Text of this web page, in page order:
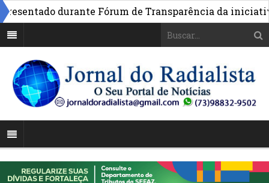
durante Fórum de Transparência da iniciativa